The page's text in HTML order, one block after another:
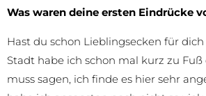
Was waren deine ersten Eindrücke
Hast du schon Lieblingsecken für
Stadt habe ich schon mal kurz zu
muss sagen, ich finde es hier sehr